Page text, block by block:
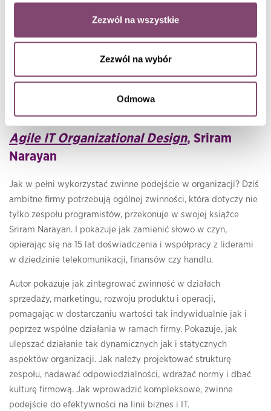
Zezwól na wszystkie
Zezwól na wybór
Odmowa
Chociaż książka ma dotyczyć zajmowania miejsca, to dla
w swoim stylu Schwartz.
Książkę poleca
Agile IT Organizational Design, Sriram
Narayan
Jak w pełni wykorzystać zwinne podejście w organizacji? Dziś
ambitne firmy potrzebują ogólnej zwinności, która dotyczy nie
tylko zespołu programistów, przekonuje w swojej książce
Sriram Narayan. I pokazuje jak zamienić słowo w czyn,
opierając się na 15 lat doświadczenia i współpracy z liderami
w dziedzinie telekomunikacji, finansów czy handlu.
Autor pokazuje jak zintegrować zwinność w działach
sprzedaży, marketingu, rozwoju produktu i operacji,
pomagając w dostarczaniu wartości tak indywidualnie jak i
poprzez wspólne działania w ramach firmy. Pokazuje, jak
ulepszać działanie tak dynamicznych jak i statycznych
aspektów organizacji. Jak należy projektować strukturę
zespołu, nadawać odpowiedzialności, wdrażać normy i dbać
kulturę firmową. Jak wprowadzić kompleksowe, zwinne
podejście do efektywności na linii biznes i IT.